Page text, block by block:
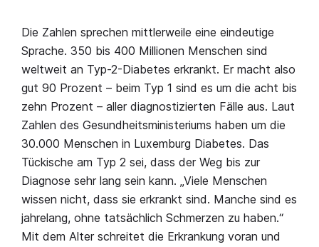
Die Zahlen sprechen mittlerweile eine eindeutige
Sprache. 350 bis 400 Millionen Menschen sind
weltweit an Typ-2-Diabetes erkrankt. Er macht also
gut 90 Prozent – beim Typ 1 sind es um die acht bis
zehn Prozent – aller diagnostizierten Fälle aus. Laut
Zahlen des Gesundheitsministeriums haben um die
30.000 Menschen in Luxemburg Diabetes. Das
Tückische am Typ 2 sei, dass der Weg bis zur
Diagnose sehr lang sein kann. „Viele Menschen
wissen nicht, dass sie erkrankt sind. Manche sind es
jahrelang, ohne tatsächlich Schmerzen zu haben.“
Mit dem Alter schreitet die Erkrankung voran und